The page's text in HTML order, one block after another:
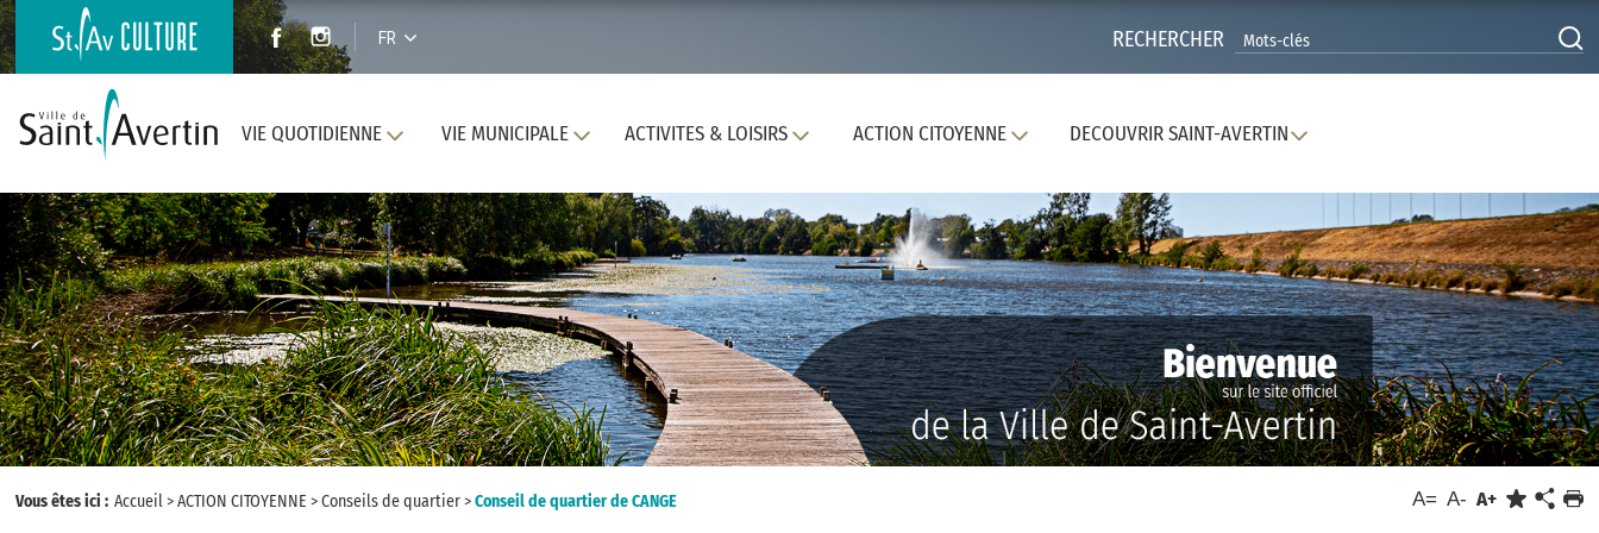
FR RECHERCHER
VIE QUOTIDIENNE VIE MUNICIPALE ACTIVITES & LOISIRS ACTION CITOYENNE DECOUVRIR SAINT-AVERTIN
Vous êtes ici : Accueil>ACTION CITOYENNE >Conseils de quartier>Conseil de quartier de CANGE A= A- A+